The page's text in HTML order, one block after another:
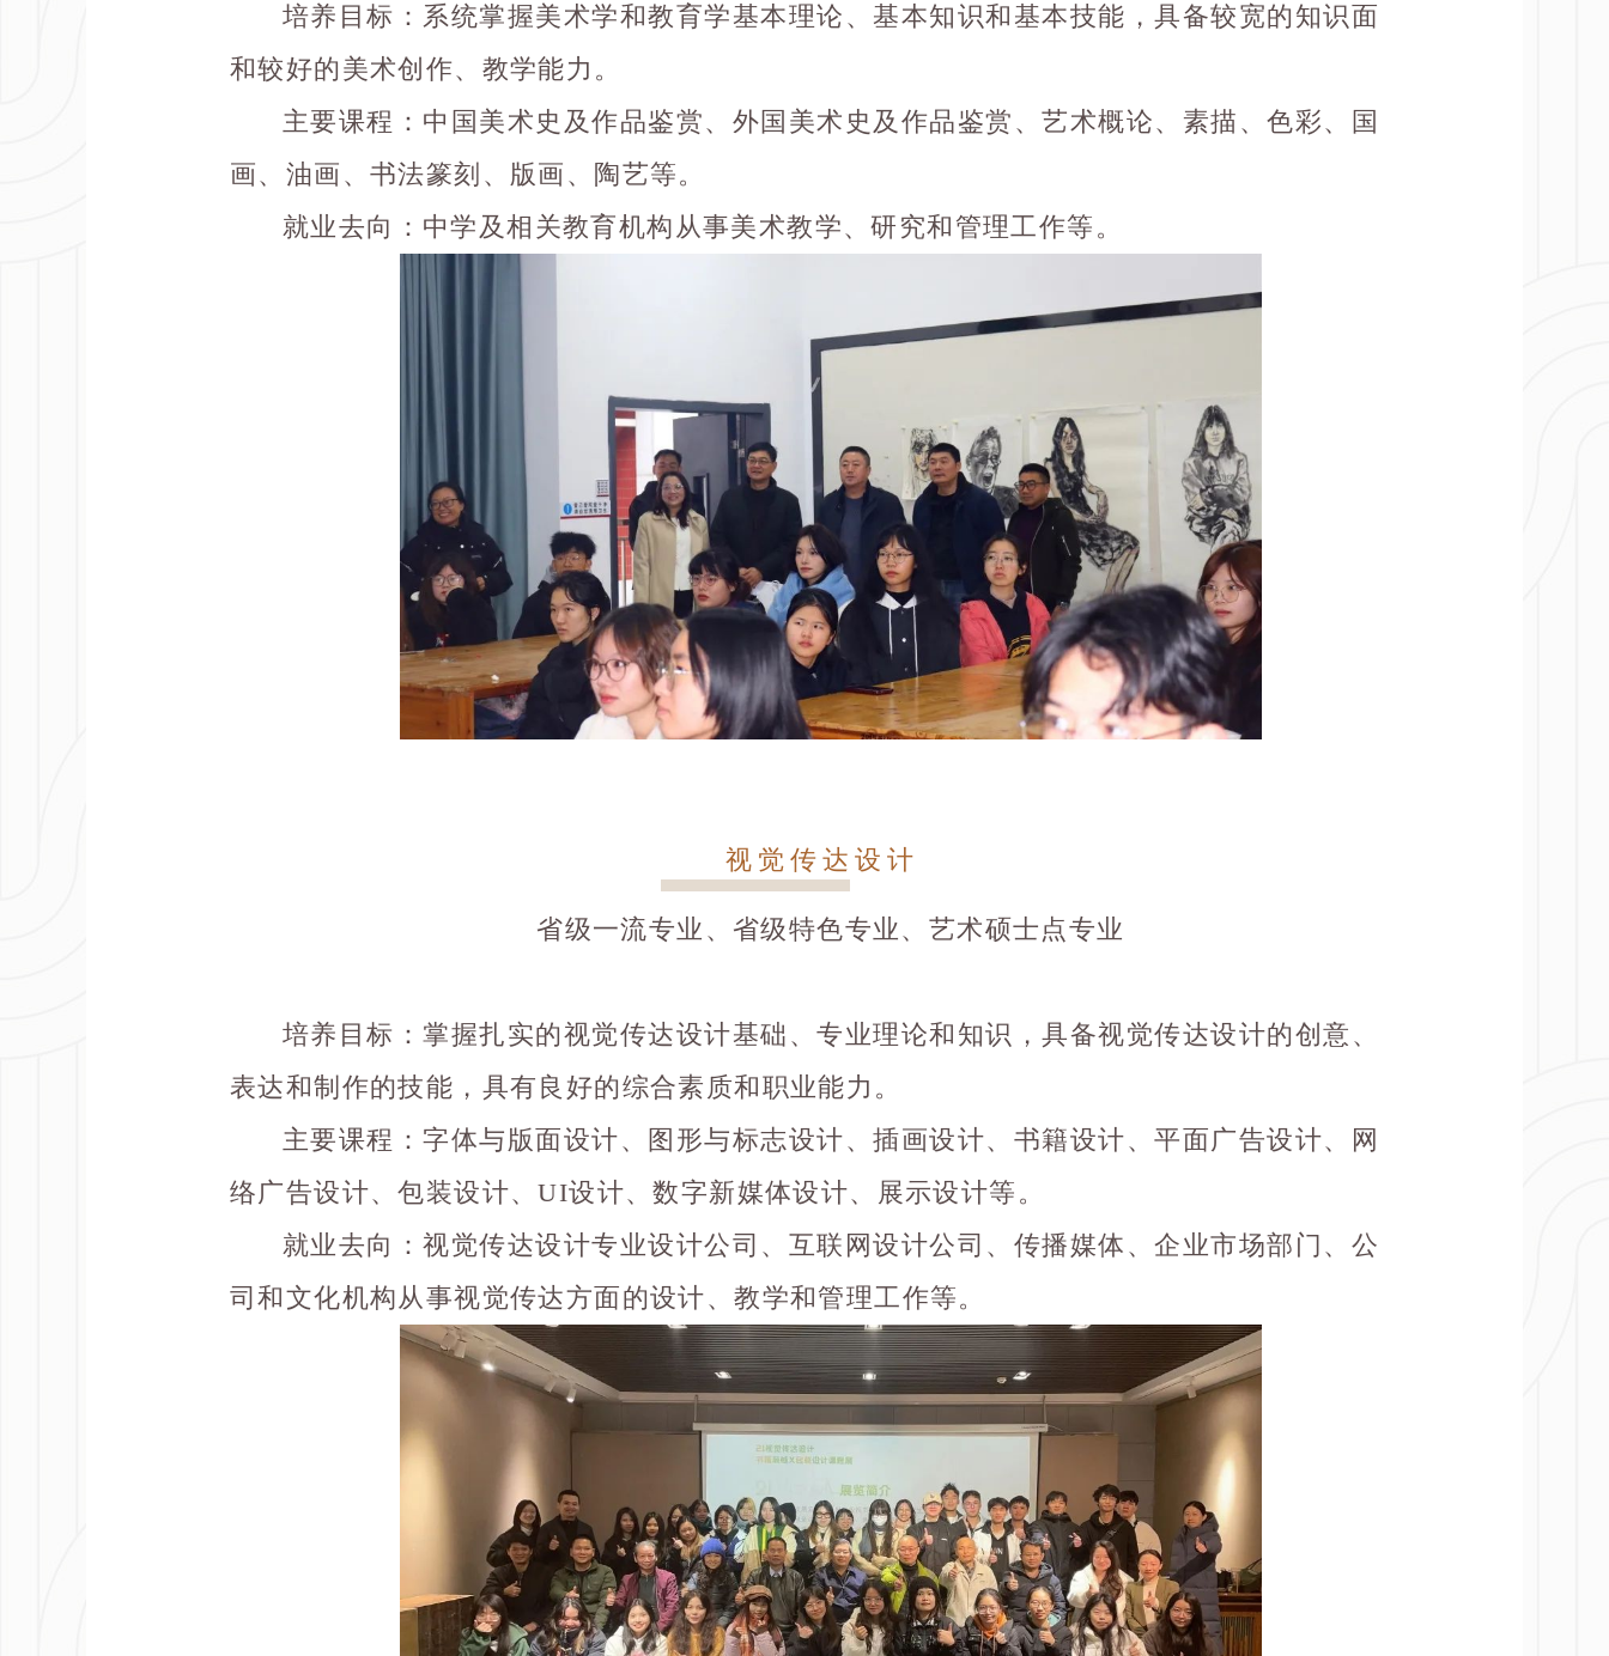
培养目标 ：系统掌握美术学和教育学基本理论、基本知识和基本技能，具备较宽的知识面
和较好的美术创作、教学能力。
主要课程 ：中国美术史及作品鉴赏、外国美术史及作品鉴赏、艺术概论、素描、色彩、国
画、油画、书法篆刻、版画、陶艺等。
就业去向 ：中学及相关教育机构从事美术教学、研究和管理工作等。
视觉传达设计
省级一流专业、省级特色专业、艺术硕士点专业
培养目标 ：掌握扎实的视觉传达设计基础、专业理论和知识，具备视觉传达设计的创意、
表达和制作的技能，具有良好的综合素质和职业能力。
主要课程 ：字体与版面设计、图形与标志设计、插画设计、书籍设计、平面广告设计、网
络广告设计、包装设计、UI设计、数字新媒体设计、展示设计等。
就业去向 ：视觉传达设计专业设计公司、互联网设计公司、传播媒体、企业市场部门、公
司和文化机构从事视觉传达方面的设计、教学和管理工作等。